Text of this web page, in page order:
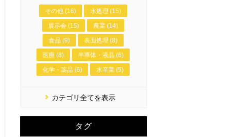
その他 (16) 水処理 (15)
展示会 (15) 農業 (14)
食品 (9) 表面処理 (8)
医療 (8) 半導体・液晶 (6)
化学・薬品 (6) 水産業 (5)
カテゴリ全てを表示
タグ